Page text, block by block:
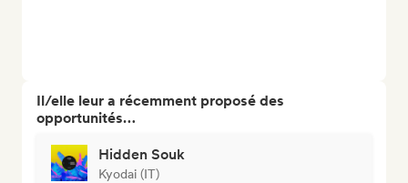
Il/elle leur a récemment proposé des
opportunités…
Hidden Souk
Kyodai (IT)